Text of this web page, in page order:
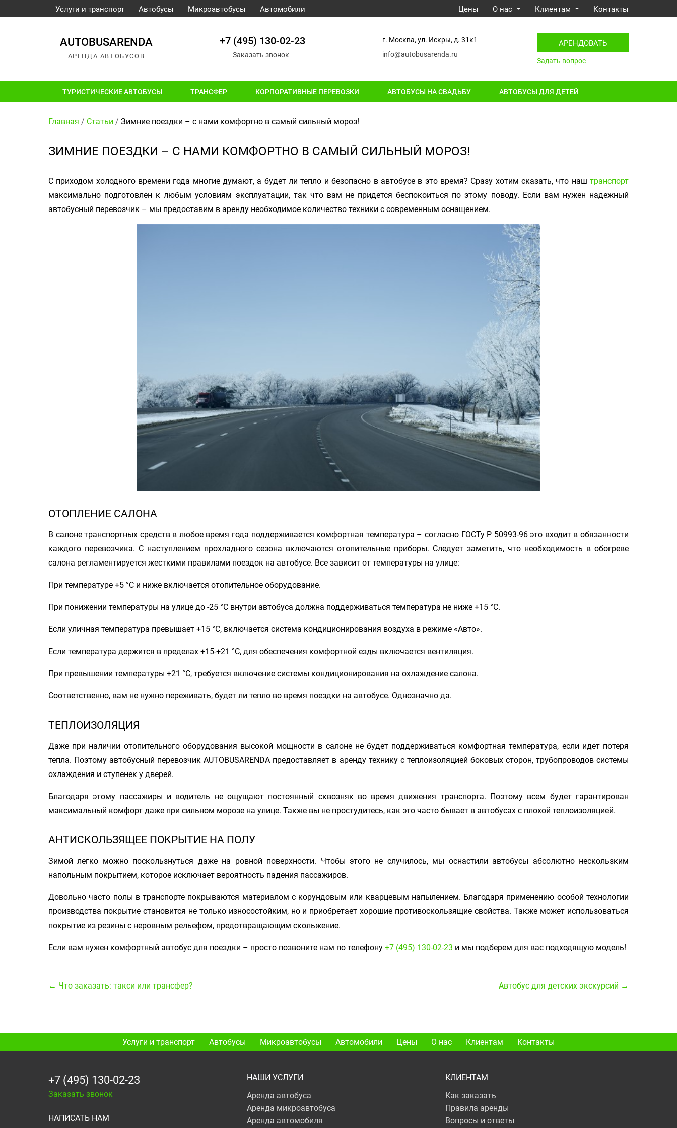
Услуги и транспорт Автобусы Микроавтобусы Автомобили Цены О нас Клиентам Контакты
AUTOBUSARENDA
АРЕНДА АВТОБУСОВ
+7 (495) 130-02-23
Заказать звонок
г. Москва, ул. Искры, д. 31к1
info@autobusarenda.ru
АРЕНДОВАТЬ
Задать вопрос
ТУРИСТИЧЕСКИЕ АВТОБУСЫ ТРАНСФЕР КОРПОРАТИВНЫЕ ПЕРЕВОЗКИ АВТОБУСЫ НА СВАДЬБУ АВТОБУСЫ ДЛЯ ДЕТЕЙ
Главная / Статьи / Зимние поездки – с нами комфортно в самый сильный мороз!
ЗИМНИЕ ПОЕЗДКИ – С НАМИ КОМФОРТНО В САМЫЙ СИЛЬНЫЙ МОРОЗ!
С приходом холодного времени года многие думают, а будет ли тепло и безопасно в автобусе в это время? Сразу хотим сказать, что наш транспорт
максимально подготовлен к любым условиям эксплуатации, так что вам не придется беспокоиться по этому поводу. Если вам нужен надежный
автобусный перевозчик – мы предоставим в аренду необходимое количество техники с современным оснащением.
ОТОПЛЕНИЕ САЛОНА
В салоне транспортных средств в любое время года поддерживается комфортная температура – согласно ГОСТу Р 50993-96 это входит в обязанности
каждого перевозчика. С наступлением прохладного сезона включаются отопительные приборы. Следует заметить, что необходимость в обогреве
салона регламентируется жесткими правилами поездок на автобусе. Все зависит от температуры на улице:
При температуре +5 °C и ниже включается отопительное оборудование.
При понижении температуры на улице до -25 °C внутри автобуса должна поддерживаться температура не ниже +15 °C.
Если уличная температура превышает +15 °C, включается система кондиционирования воздуха в режиме «Авто».
Если температура держится в пределах +15-+21 °C, для обеспечения комфортной езды включается вентиляция.
При превышении температуры +21 °C, требуется включение системы кондиционирования на охлаждение салона.
Соответственно, вам не нужно переживать, будет ли тепло во время поездки на автобусе. Однозначно да.
ТЕПЛОИЗОЛЯЦИЯ
Даже при наличии отопительного оборудования высокой мощности в салоне не будет поддерживаться комфортная температура, если идет потеря
тепла. Поэтому автобусный перевозчик AUTOBUSARENDA предоставляет в аренду технику с теплоизоляцией боковых сторон, трубопроводов системы
охлаждения и ступенек у дверей.
Благодаря этому пассажиры и водитель не ощущают постоянный сквозняк во время движения транспорта. Поэтому всем будет гарантирован
максимальный комфорт даже при сильном морозе на улице. Также вы не простудитесь, как это часто бывает в автобусах с плохой теплоизоляцией.
АНТИСКОЛЬЗЯЩЕЕ ПОКРЫТИЕ НА ПОЛУ
Зимой легко можно поскользнуться даже на ровной поверхности. Чтобы этого не случилось, мы оснастили автобусы абсолютно нескользким
напольным покрытием, которое исключает вероятность падения пассажиров.
Довольно часто полы в транспорте покрываются материалом с корундовым или кварцевым напылением. Благодаря применению особой технологии
производства покрытие становится не только износостойким, но и приобретает хорошие противоскользящие свойства. Также может использоваться
покрытие из резины с неровным рельефом, предотвращающим скольжение.
Если вам нужен комфортный автобус для поездки – просто позвоните нам по телефону+7 (495) 130-02-23 и мы подберем для вас подходящую модель!
← Что заказать: такси или трансфер? Автобус для детских экскурсий →
Услуги и транспорт Автобусы Микроавтобусы Автомобили Цены О нас Клиентам Контакты
+7 (495) 130-02-23
Заказать звонок
НАПИСАТЬ НАМ
НАШИ УСЛУГИ
Аренда автобуса
Аренда микроавтобуса
Аренда автомобиля
КЛИЕНТАМ
Как заказать
Правила аренды
Вопросы и ответы